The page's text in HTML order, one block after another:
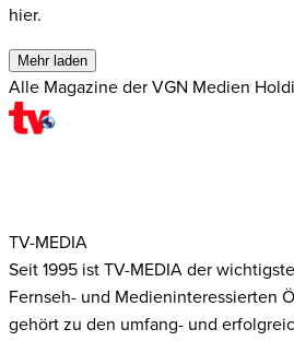
hier.
Mehr laden
Alle Magazine der VGN Medien
TV-MEDIA
Seit 1995 ist TV-MEDIA der
Fernseh- und Medieninteressierten
gehört zu den umfang- und